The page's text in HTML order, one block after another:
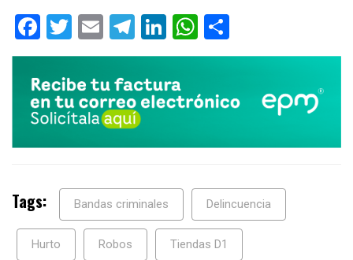
Facebook
Twitter
EmailTelegram
LinkedIn
WhatsApp
Tags: Bandas criminales Delincuencia
Hurto Robos Tiendas D1